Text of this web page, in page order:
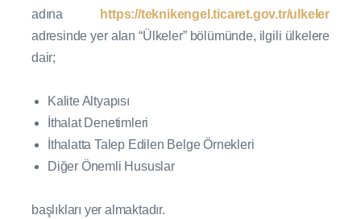
adına
https://teknikengel.ticaret.gov.tr/ulkeler
adresinde yer alan “Ülkeler” bölümünde, ilgili ülkelere
dair;
Kalite Altyapısı
İthalat Denetimleri
İthalatta Talep Edilen Belge Örnekleri
Diğer Önemli Hususlar
başlıkları yer almaktadır.